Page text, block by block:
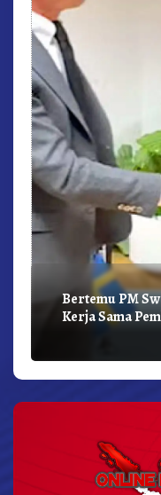
Bertemu PM
Kerja Sama